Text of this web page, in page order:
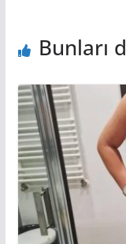
Bunları